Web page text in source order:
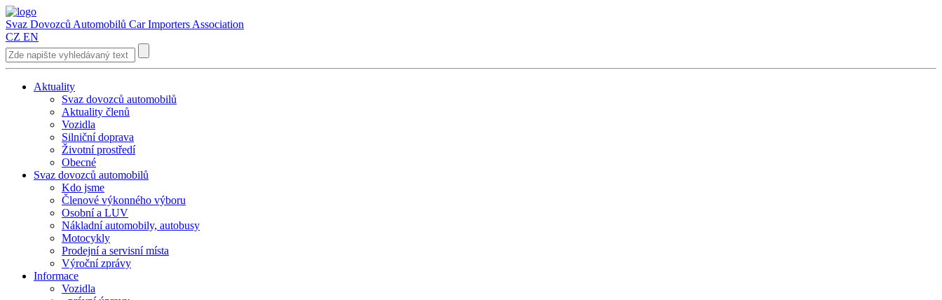
Svaz Dovozců Automobilů Car Importers Association
CZ EN
Aktuality
Svaz dovozců automobilů
Aktuality členů
Vozidla
Silniční doprava
Životní prostředí
Obecné
Svaz dovozců automobilů
Kdo jsme
Členové výkonného výboru
Osobní a LUV
Nákladní automobily, autobusy
Motocykly
Prodejní a servisní místa
Výroční zprávy
Informace
Vozidla